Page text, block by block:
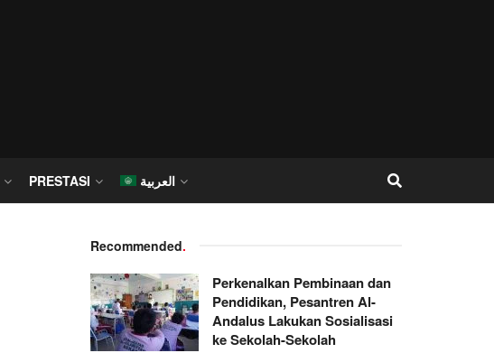
PRESTASI العربية
Recommended.
Perkenalkan Pembinaan dan
Pendidikan, Pesantren Al-
Andalus Lakukan Sosialisasi
ke Sekolah-Sekolah